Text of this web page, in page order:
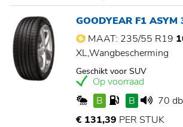
GOODYEAR F1 ASYM
MAAT: 235/55 R19
XL,Wangbescherming
Geschikt voor SUV
Op voorraad
B
B
70 db
€ 131,39 PER STUK